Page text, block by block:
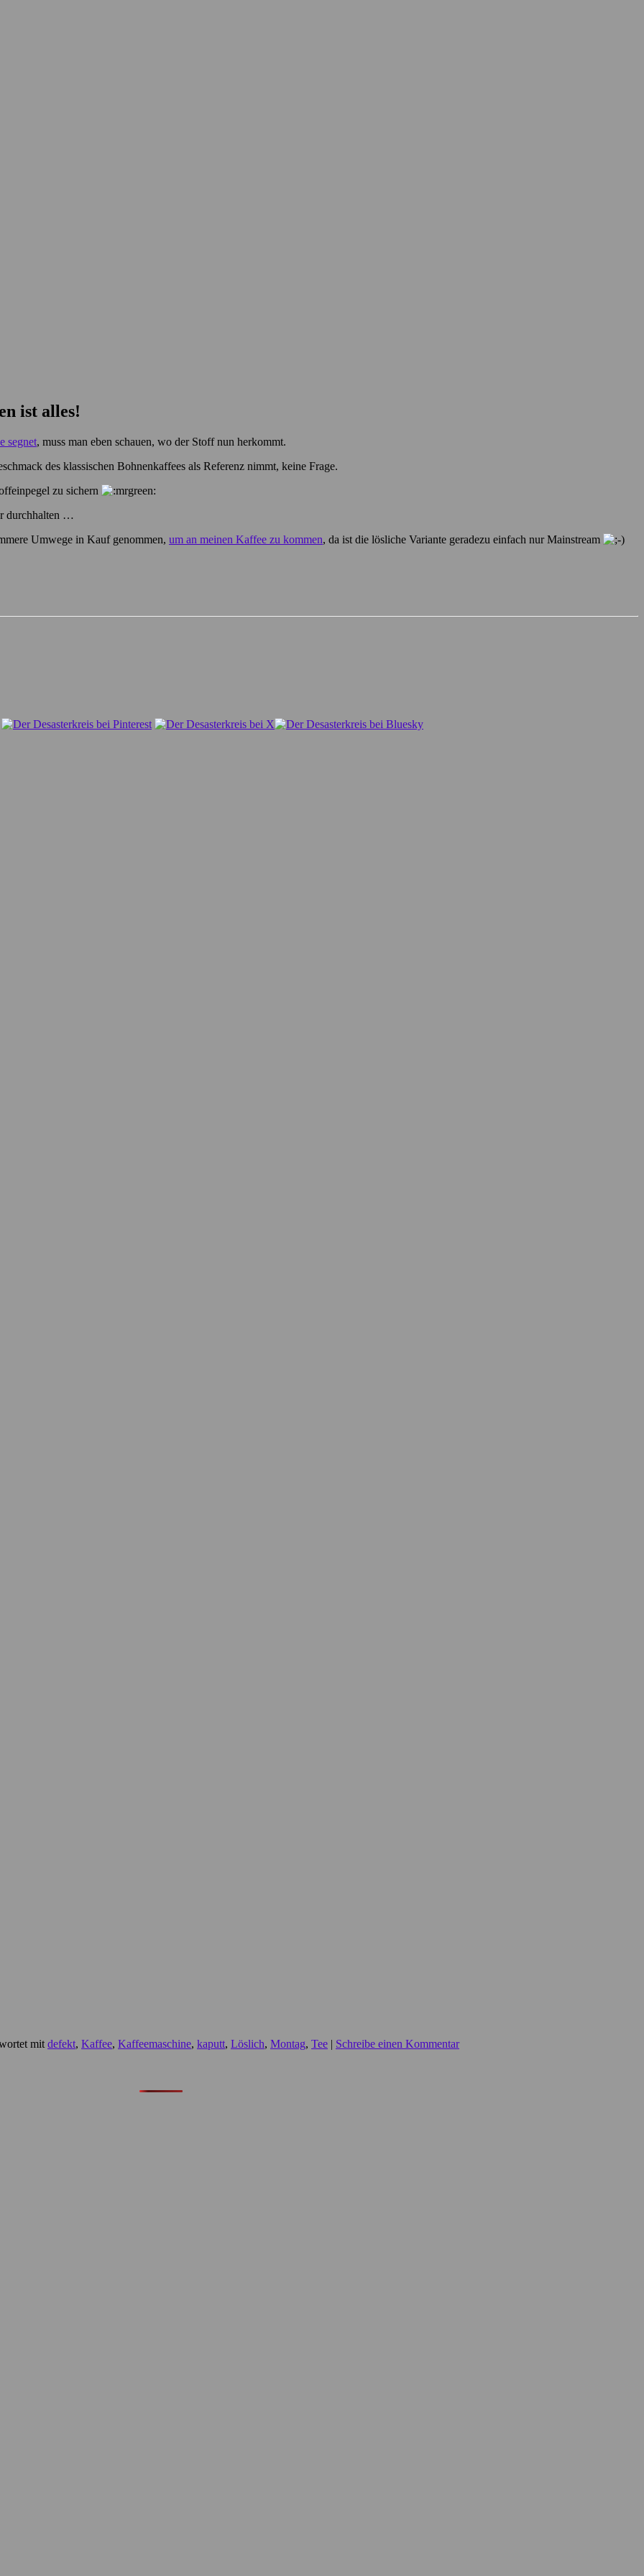
ist alles!
segnet, muss man eben schauen, wo der Stoff nun herkommt.
des klassischen Bohnenkaffees als Referenz nimmt, keine Frage.
zu sichern
durchhalten …
Umwege in Kauf genommen, um an meinen Kaffee zu kommen, da ist die lösliche Variante geradezu einfach nur Mainstream
mit defekt, Kaffee, Kaffeemaschine, kaputt, Löslich, Montag, Tee | Schreibe einen Kommentar